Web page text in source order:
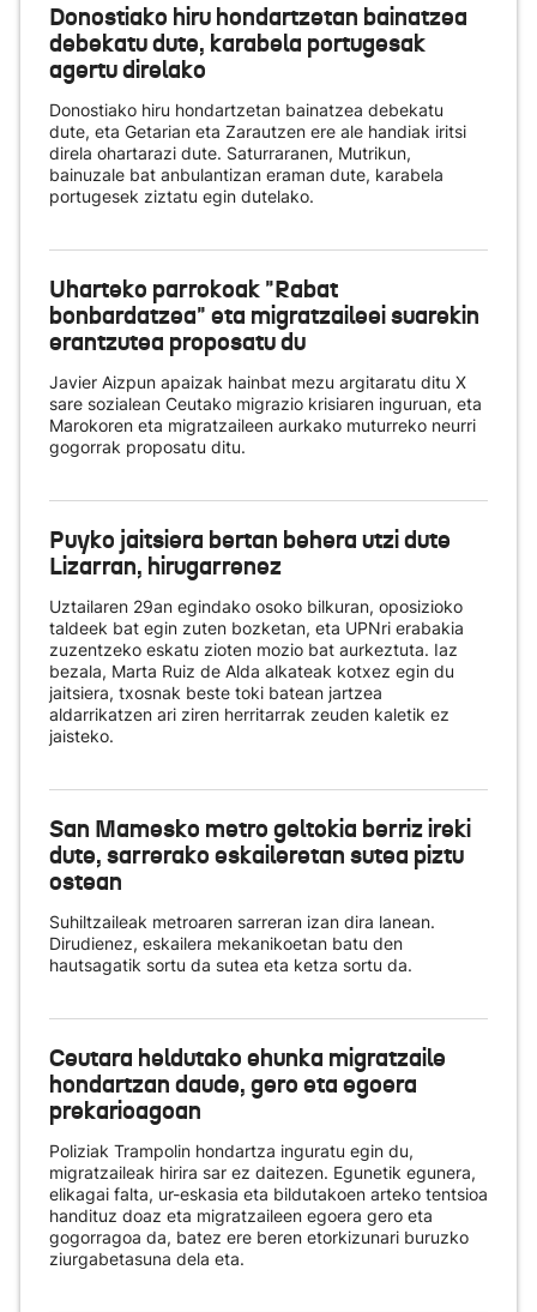
Donostiako hiru hondartzetan bainatzea
debekatu dute, karabela portugesak
agertu direlako
Donostiako hiru hondartzetan bainatzea debekatu
dute, eta Getarian eta Zarautzen ere ale handiak iritsi
direla ohartarazi dute. Saturraranen, Mutrikun,
bainuzale bat anbulantizan eraman dute, karabela
portugesek ziztatu egin dutelako.
Uharteko parrokoak "Rabat
bonbardatzea" eta migratzaileei suarekin
erantzutea proposatu du
Javier Aizpun apaizak hainbat mezu argitaratu ditu X
sare sozialean Ceutako migrazio krisiaren inguruan, eta
Marokoren eta migratzaileen aurkako muturreko neurri
gogorrak proposatu ditu.
Puyko jaitsiera bertan behera utzi dute
Lizarran, hirugarrenez
Uztailaren 29an egindako osoko bilkuran, oposizioko
taldeek bat egin zuten bozketan, eta UPNri erabakia
zuzentzeko eskatu zioten mozio bat aurkeztuta. Iaz
bezala, Marta Ruiz de Alda alkateak kotxez egin du
jaitsiera, txosnak beste toki batean jartzea
aldarrikatzen ari ziren herritarrak zeuden kaletik ez
jaisteko.
San Mamesko metro geltokia berriz ireki
dute, sarrerako eskaileretan sutea piztu
ostean
Suhiltzaileak metroaren sarreran izan dira lanean.
Dirudienez, eskailera mekanikoetan batu den
hautsagatik sortu da sutea eta ketza sortu da.
Ceutara heldutako ehunka migratzaile
hondartzan daude, gero eta egoera
prekarioagoan
Poliziak Trampolin hondartza inguratu egin du,
migratzaileak hirira sar ez daitezen. Egunetik egunera,
elikagai falta, ur-eskasia eta bildutakoen arteko tentsioa
handituz doaz eta migratzaileen egoera gero eta
gogorragoa da, batez ere beren etorkizunari buruzko
ziurgabetasuna dela eta.